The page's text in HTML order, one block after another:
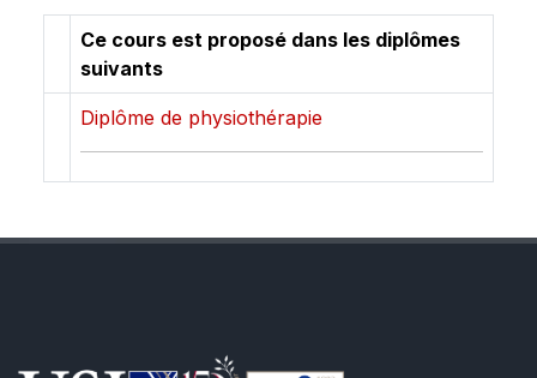
Ce cours est proposé dans les diplômes
suivants
Diplôme de physiothérapie